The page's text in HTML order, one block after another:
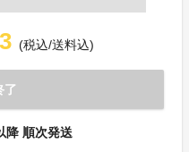
(税込/送料込)
了
降 順次発送